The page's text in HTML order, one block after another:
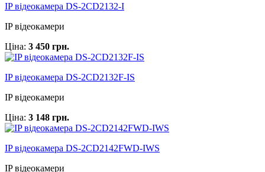
IP відеокамера DS-2CD2132-I
IP відеокамери
Ціна: 3 450 грн.
IP відеокамера DS-2CD2132F-IS
IP відеокамери
Ціна: 3 148 грн.
IP відеокамера DS-2CD2142FWD-IWS
IP відеокамери